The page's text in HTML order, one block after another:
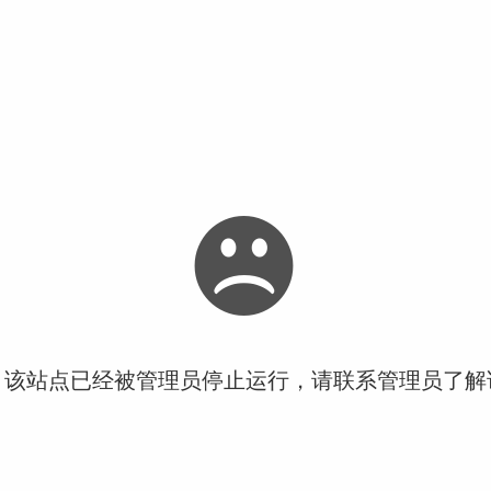
站点已经被管理员停止运行，请联系管理员了